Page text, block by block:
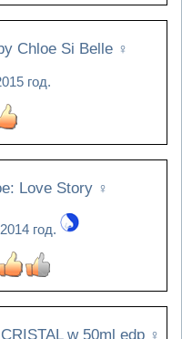
Chloe Si Belle ♀
год.
Love Story ♀
2014 год.
w 50ml edp ♀